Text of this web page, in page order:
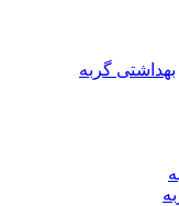
بهداشتی گربه